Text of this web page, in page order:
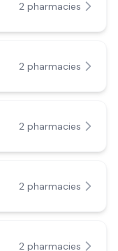
2 pharmacies
2 pharmacies
2 pharmacies
2 pharmacies
2 pharmacies